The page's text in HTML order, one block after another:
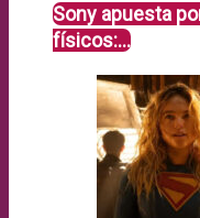
Sony apuesta
físicos:…